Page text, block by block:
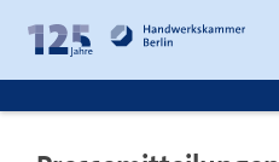
Inhalt
springen
Fußzeile
springen